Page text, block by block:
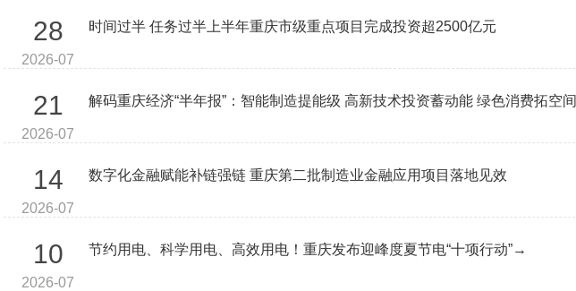
28
2026-07
时间过半 任务过半上半年重庆市级重点项目完成投资超2500亿元
21
2026-07
解码重庆经济“半年报”：智能制造提能级 高新技术投资蓄动能 绿色消费拓空间
14
2026-07
数字化金融赋能补链强链 重庆第二批制造业金融应用项目落地见效
10
2026-07
节约用电、科学用电、高效用电！重庆发布迎峰度夏节电“十项行动”→